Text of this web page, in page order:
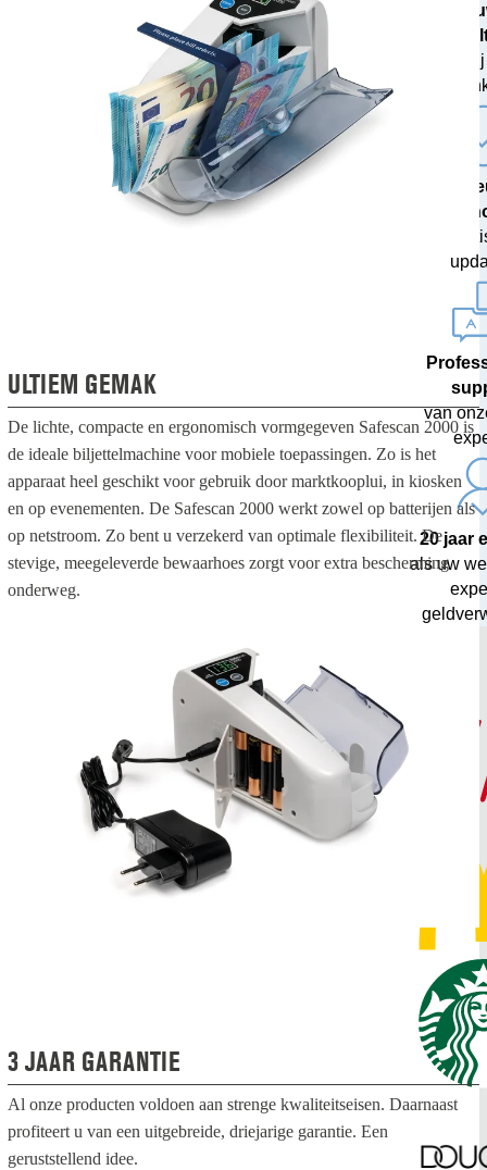
ULTIEM GEMAK
De lichte, compacte en ergonomisch vormgegeven Safescan 2000 is
de ideale biljettelmachine voor mobiele toepassingen. Zo is het
apparaat heel geschikt voor gebruik door marktkooplui, in kiosken
en op evenementen. De Safescan 2000 werkt zowel op batterijen als
op netstroom. Zo bent u verzekerd van optimale flexibiliteit. De
stevige, meegeleverde bewaarhoes zorgt voor extra bescherming
onderweg.
3 JAAR GARANTIE
Al onze producten voldoen aan strenge kwaliteitseisen. Daarnaast
profiteert u van een uitgebreide, driejarige garantie. Een
geruststellend idee.
100%
getest
De
met
van
20 jaar
als uw